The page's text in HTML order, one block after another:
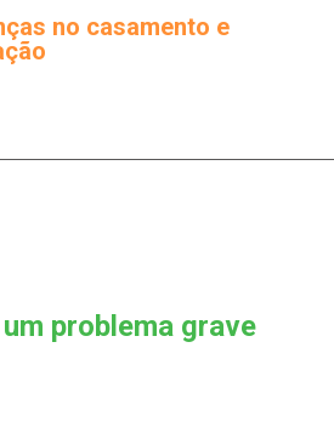
no casamento e
problema grave